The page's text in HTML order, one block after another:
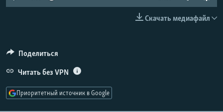
Скачать медиафайл
Поделиться
Читать без VPN
Приоритетный источник в Google